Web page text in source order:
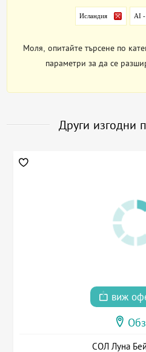
Исландия AI -
Моля, опитайте търсене по
параметри за да се
Други изгодни
виж
СОЛ Луна